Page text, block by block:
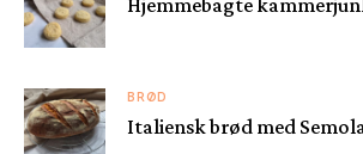
BRØD
Italiensk brød med